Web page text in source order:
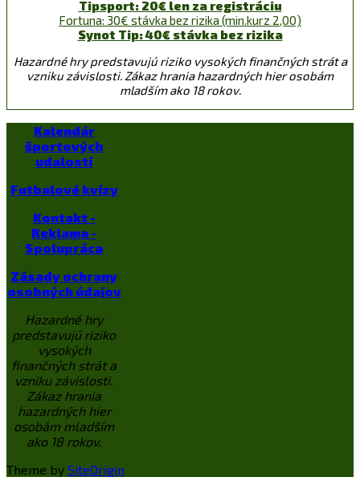
Tipsport: 20€ len za registráciu
Fortuna: 30€ stávka bez rizika (min.kurz 2,00)
Synot Tip: 40€ stávka bez rizika
Hazardné hry predstavujú riziko vysokých finančných strát a
vzniku závislosti. Zákaz hrania hazardných hier osobám
mladším ako 18 rokov.
Kalendár
športových
udalostí
Futbalové kvízy
Kontakt -
Reklama -
Spolupráca
Zásady ochrany
osobných údajov
Hazardné hry
predstavujú riziko
vysokých
finančných strát a
vzniku závislosti.
Zákaz hrania
hazardných hier
osobám mladším
ako 18 rokov.
Theme by SiteOrigin